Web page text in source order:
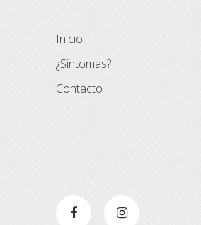
Inicio
¿Sintomas?
Contacto